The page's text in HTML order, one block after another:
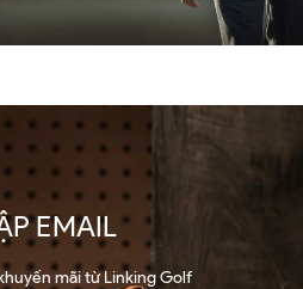
EMAIL
mãi từ Linking Golf